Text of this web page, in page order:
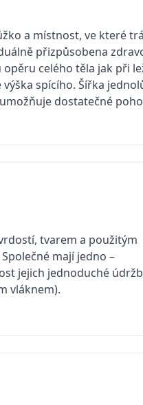
a místnost, ve které
přizpůsobena
celého těla jak při
spícího. Šířka
dostatečné
tvarem a použitým
mají jedno –
jejich jednoduché
vláknem).